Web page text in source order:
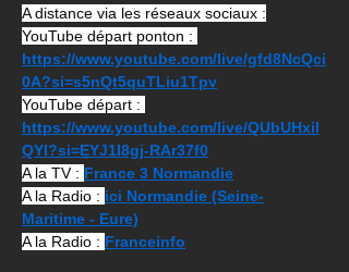
A distance via les réseaux sociaux :
YouTube départ ponton :
https://www.youtube.com/live/gfd8NcQci
0A?si=s5nQt5quTLiu1Tpv
YouTube départ :
https://www.youtube.com/live/QUbUHxil
QYI?si=EYJ1I8gj-RAr37f0
A la TV : France 3 Normandie
A la Radio : ici Normandie (Seine-
Maritime - Eure)
A la Radio : Franceinfo